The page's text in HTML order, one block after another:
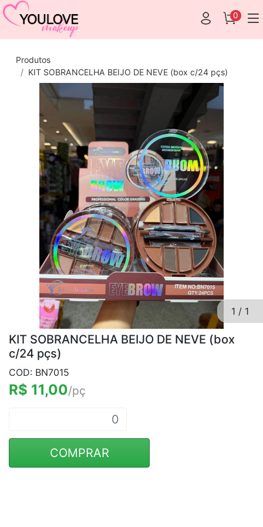
0
Produtos
KIT SOBRANCELHA BEIJO DE NEVE (box c/24 pçs)
1 / 1
KIT SOBRANCELHA BEIJO DE NEVE (box
c/24 pçs)
COD: BN7015
R$ 11,00/pç
COMPRAR